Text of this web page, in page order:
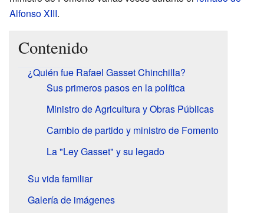
Alfonso XIII.
Contenido
¿Quién fue Rafael Gasset Chinchilla?
Sus primeros pasos en la política
Ministro de Agricultura y Obras Públicas
Cambio de partido y ministro de Fomento
La "Ley Gasset" y su legado
Su vida familiar
Galería de imágenes